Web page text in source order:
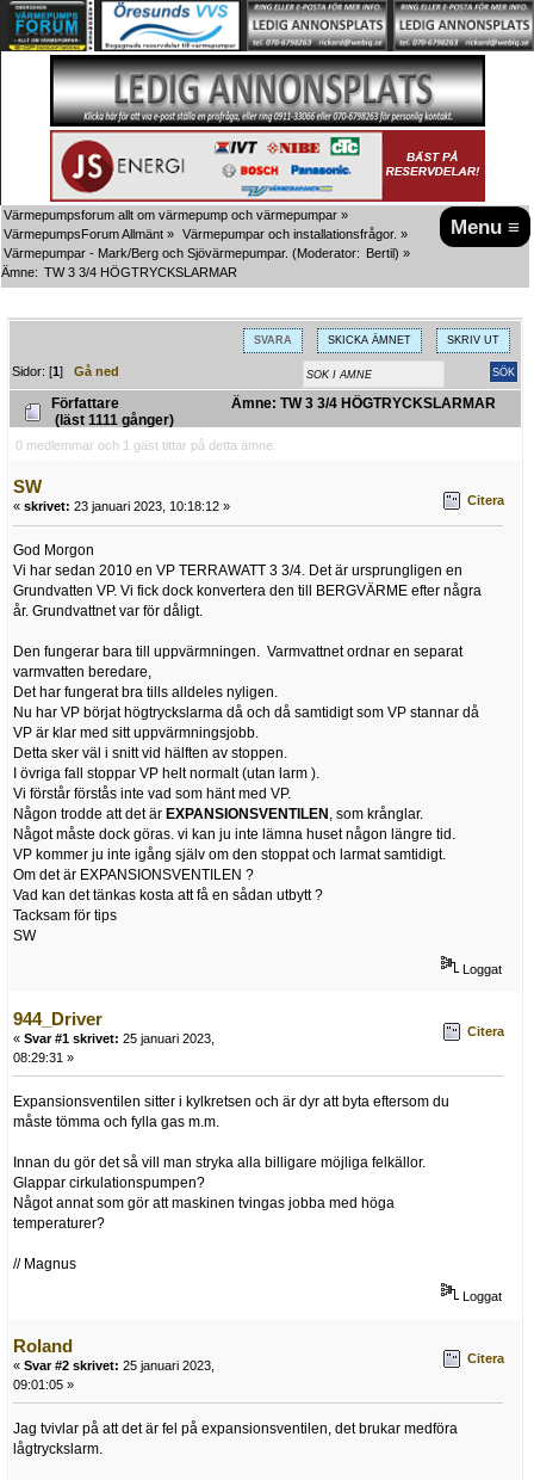
Menu ≡
Värmepumpsforum allt om värmepump och värmepumpar »
VärmepumpsForum Allmänt » Värmepumpar och installationsfrågor. »
Värmepumpar - Mark/Berg och Sjövärmepumpar. (Moderator: Bertil) »
Ämne: TW 3 3/4 HÖGTRYCKSLARMAR
SVARA SKICKA ÄMNET SKRIV UT
Sidor: [1]Gå ned
Författare
Ämne: TW 3 3/4 HÖGTRYCKSLARMAR
(läst 1111 gånger)
0 medlemmar och 1 gäst tittar på detta ämne.
SW
« skrivet: 23 januari 2023, 10:18:12 » Citera
God Morgon
Vi har sedan 2010 en VP TERRAWATT 3 3/4. Det är ursprungligen en
Grundvatten VP. Vi fick dock konvertera den till BERGVÄRME efter några
år. Grundvattnet var för dåligt.
Den fungerar bara till uppvärmningen. Varmvattnet ordnar en separat
varmvatten beredare,
Det har fungerat bra tills alldeles nyligen.
Nu har VP börjat högtryckslarma då och då samtidigt som VP stannar då
VP är klar med sitt uppvärmningsjobb.
Detta sker väl i snitt vid hälften av stoppen.
I övriga fall stoppar VP helt normalt (utan larm ).
Vi förstår förstås inte vad som hänt med VP.
Någon trodde att det är EXPANSIONSVENTILEN , som krånglar.
Något måste dock göras. vi kan ju inte lämna huset någon längre tid.
VP kommer ju inte igång själv om den stoppat och larmat samtidigt.
Om det är EXPANSIONSVENTILEN ?
Vad kan det tänkas kosta att få en sådan utbytt ?
Tacksam för tips
SW
Loggat
944_Driver
« Svar #1 skrivet: 25 januari 2023,
08:29:31 »
Citera
Expansionsventilen sitter i kylkretsen och är dyr att byta eftersom du
måste tömma och fylla gas m.m.
Innan du gör det så vill man stryka alla billigare möjliga felkällor.
Glappar cirkulationspumpen?
Något annat som gör att maskinen tvingas jobba med höga
temperaturer?
// Magnus
Loggat
Roland
« Svar #2 skrivet: 25 januari 2023,
09:01:05 »
Citera
Jag tvivlar på att det är fel på expansionsventilen, det brukar medföra
lågtryckslarm.